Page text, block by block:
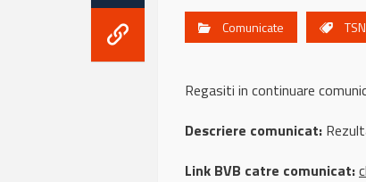
Comunicate
Regasiti in continuare
Descriere comunicat:
Link BVB catre comunicat: